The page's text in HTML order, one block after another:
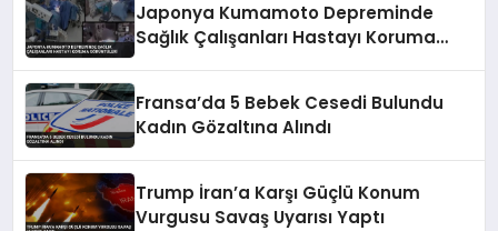
Japonya Kumamoto Depreminde
Sağlık Çalışanları Hastayı Koruma
Fransa’da 5 Bebek Cesedi Bulundu
Kadın Gözaltına Alındı
Trump İran’a Karşı Güçlü Konum
Vurgusu Savaş Uyarısı Yaptı